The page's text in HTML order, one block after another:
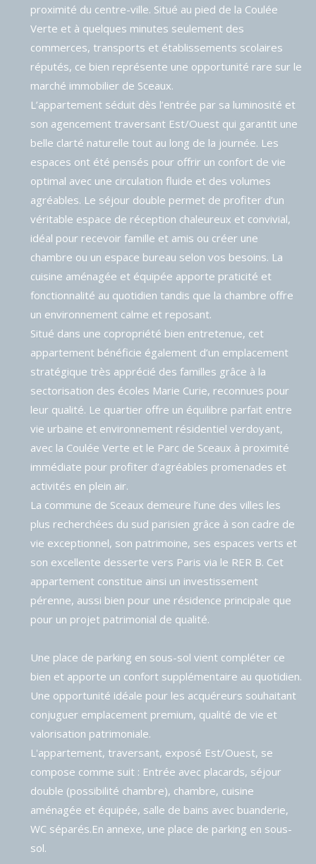
proximité du centre-ville. Situé au pied de la Coulée
Verte et à quelques minutes seulement des
commerces, transports et établissements scolaires
réputés, ce bien représente une opportunité rare sur le
marché immobilier de Sceaux.
L’appartement séduit dès l’entrée par sa luminosité et
son agencement traversant Est/Ouest qui garantit une
belle clarté naturelle tout au long de la journée. Les
espaces ont été pensés pour offrir un confort de vie
optimal avec une circulation fluide et des volumes
agréables. Le séjour double permet de profiter d’un
véritable espace de réception chaleureux et convivial,
idéal pour recevoir famille et amis ou créer une
chambre ou un espace bureau selon vos besoins. La
cuisine aménagée et équipée apporte praticité et
fonctionnalité au quotidien tandis que la chambre offre
un environnement calme et reposant.
Situé dans une copropriété bien entretenue, cet
appartement bénéficie également d’un emplacement
stratégique très apprécié des familles grâce à la
sectorisation des écoles Marie Curie, reconnues pour
leur qualité. Le quartier offre un équilibre parfait entre
vie urbaine et environnement résidentiel verdoyant,
avec la Coulée Verte et le Parc de Sceaux à proximité
immédiate pour profiter d’agréables promenades et
activités en plein air.
La commune de Sceaux demeure l’une des villes les
plus recherchées du sud parisien grâce à son cadre de
vie exceptionnel, son patrimoine, ses espaces verts et
son excellente desserte vers Paris via le RER B. Cet
appartement constitue ainsi un investissement
pérenne, aussi bien pour une résidence principale que
pour un projet patrimonial de qualité.
Une place de parking en sous-sol vient compléter ce
bien et apporte un confort supplémentaire au quotidien.
Une opportunité idéale pour les acquéreurs souhaitant
conjuguer emplacement premium, qualité de vie et
valorisation patrimoniale.
L'appartement, traversant, exposé Est/Ouest, se
compose comme suit : Entrée avec placards, séjour
double (possibilité chambre), chambre, cuisine
aménagée et équipée, salle de bains avec buanderie,
WC séparés.En annexe, une place de parking en sous-
sol.